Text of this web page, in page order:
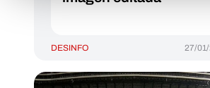
DESINFO 27/